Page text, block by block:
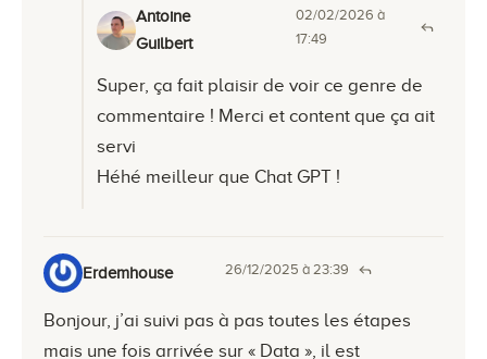
Antoine
Guilbert
02/02/2026 à
17:49
Super, ça fait plaisir de voir ce genre de
commentaire ! Merci et content que ça ait
servi
Héhé meilleur que Chat GPT !
Erdemhouse 26/12/2025 à 23:39
Bonjour, j’ai suivi pas à pas toutes les étapes
mais une fois arrivée sur « Data », il est